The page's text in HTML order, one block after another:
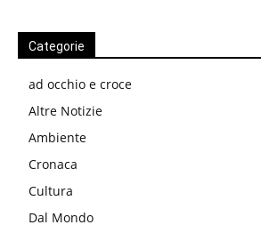
Categorie
ad occhio e croce
Altre Notizie
Ambiente
Cronaca
Cultura
Dal Mondo